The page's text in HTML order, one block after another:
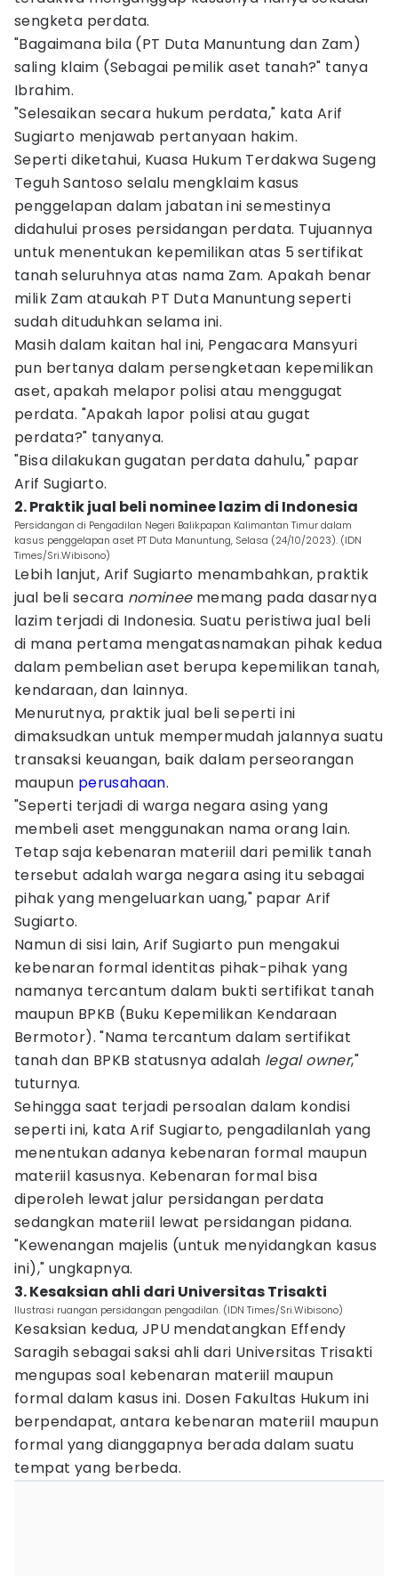
sengketa perdata.
"Bagaimana bila (PT Duta Manuntung dan Zam)
saling klaim (Sebagai pemilik aset tanah?" tanya
Ibrahim.
"Selesaikan secara hukum perdata," kata Arif
Sugiarto menjawab pertanyaan hakim.
Seperti diketahui, Kuasa Hukum Terdakwa Sugeng
Teguh Santoso selalu mengklaim kasus
penggelapan dalam jabatan ini semestinya
didahului proses persidangan perdata. Tujuannya
untuk menentukan kepemilikan atas 5 sertifikat
tanah seluruhnya atas nama Zam. Apakah benar
milik Zam ataukah PT Duta Manuntung seperti
sudah dituduhkan selama ini.
Masih dalam kaitan hal ini, Pengacara Mansyuri
pun bertanya dalam persengketaan kepemilikan
aset, apakah melapor polisi atau menggugat
perdata. "Apakah lapor polisi atau gugat
perdata?" tanyanya.
"Bisa dilakukan gugatan perdata dahulu," papar
Arif Sugiarto.
2. Praktik jual beli nominee lazim di Indonesia
Persidangan di Pengadilan Negeri Balikpapan Kalimantan Timur dalam
kasus penggelapan aset PT Duta Manuntung, Selasa (24/10/2023). (IDN
Times/Sri.Wibisono)
Lebih lanjut, Arif Sugiarto menambahkan, praktik
jual beli secara nomineememang pada dasarnya
lazim terjadi di Indonesia. Suatu peristiwa jual beli
di mana pertama mengatasnamakan pihak kedua
dalam pembelian aset berupa kepemilikan tanah,
kendaraan, dan lainnya.
Menurutnya, praktik jual beli seperti ini
dimaksudkan untuk mempermudah jalannya suatu
transaksi keuangan, baik dalam perseorangan
maupun perusahaan.
"Seperti terjadi di warga negara asing yang
membeli aset menggunakan nama orang lain.
Tetap saja kebenaran materiil dari pemilik tanah
tersebut adalah warga negara asing itu sebagai
pihak yang mengeluarkan uang," papar Arif
Sugiarto.
Namun di sisi lain, Arif Sugiarto pun mengakui
kebenaran formal identitas pihak-pihak yang
namanya tercantum dalam bukti sertifikat tanah
maupun BPKB (Buku Kepemilikan Kendaraan
Bermotor). "Nama tercantum dalam sertifikat
tanah dan BPKB statusnya adalah legal owner,"
tuturnya.
Sehingga saat terjadi persoalan dalam kondisi
seperti ini, kata Arif Sugiarto, pengadilanlah yang
menentukan adanya kebenaran formal maupun
materiil kasusnya. Kebenaran formal bisa
diperoleh lewat jalur persidangan perdata
sedangkan materiil lewat persidangan pidana.
"Kewenangan majelis (untuk menyidangkan kasus
ini)," ungkapnya.
3. Kesaksian ahli dari Universitas Trisakti
Ilustrasi ruangan persidangan pengadilan. (IDN Times/Sri.Wibisono)
Kesaksian kedua, JPU mendatangkan Effendy
Saragih sebagai saksi ahli dari Universitas Trisakti
mengupas soal kebenaran materiil maupun
formal dalam kasus ini. Dosen Fakultas Hukum ini
berpendapat, antara kebenaran materiil maupun
formal yang dianggapnya berada dalam suatu
tempat yang berbeda.